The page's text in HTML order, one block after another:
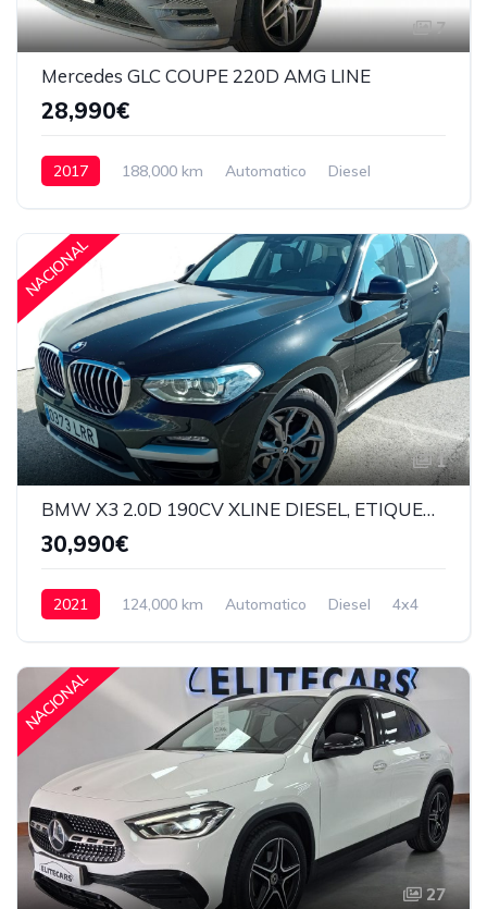
7
Mercedes GLC COUPE 220D AMG LINE
28,990€
2017 188,000 km Automatico
Diesel
NACIONAL
1
BMW X3 2.0D 190CV XLINE DIESEL, ETIQUETA ECO
30,990€
2021 124,000 km Automatico Diesel
4x4
NACIONAL
27